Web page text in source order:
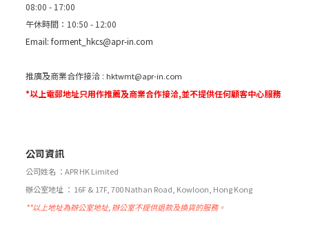
08:00 - 17:00
午休時間：10:50 - 12:00
Email: forment_hkcs@apr-in.com
推廣及商業合作接洽 : hktwmt@apr-in.com
*以上電郵地址只用作推薦及商業合作接洽,並不提供任何顧客中心服務
公司資訊
公司姓名 ：APR HK Limited
辦公室地址 ： 16F & 17F, 700 Nathan Road, Kowloon, Hong Kong
**以上地址為辦公室地址, 辦公室不提供退款及換貨的服務。